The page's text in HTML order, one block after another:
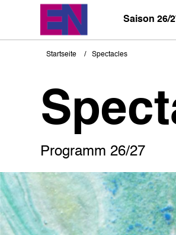
Saison 26/
Pfadnavigation
Startseite Spectacles
Programm 26/27